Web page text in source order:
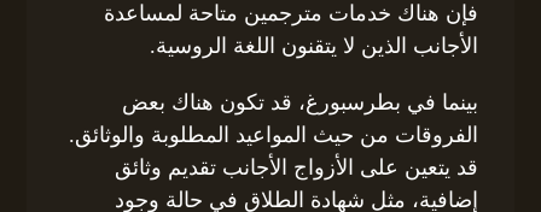
فإن هناك خدمات مترجمين متاحة لمساعدة
الأجانب الذين لا يتقنون اللغة الروسية.
بينما في بطرسبورغ، قد تكون هناك بعض
الفروقات من حيث المواعيد المطلوبة والوثائق.
قد يتعين على الأزواج الأجانب تقديم وثائق
إضافية، مثل شهادة الطلاق في حالة وجود